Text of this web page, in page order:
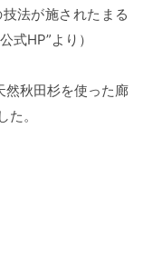
法が施されたまる
式HP”より）
然秋田杉を使った廊
。